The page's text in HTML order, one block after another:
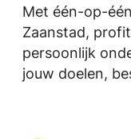
Met één-op-
Zaanstad,
persoonlijk
jouw doelen,